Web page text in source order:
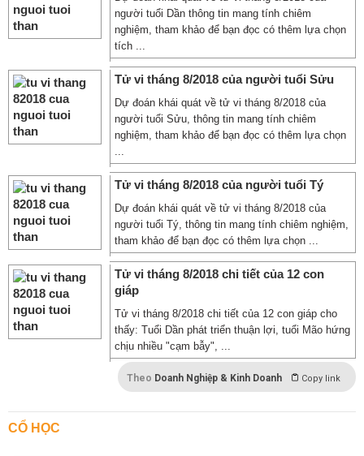
người tuổi Dần thông tin mang tính chiêm
nghiệm, tham khảo để bạn đọc có thêm lựa chọn
tích ...
Tử vi tháng 8/2018 của người tuổi Sửu
Dự đoán khái quát về tử vi tháng 8/2018 của
người tuổi Sửu, thông tin mang tính chiêm
nghiệm, tham khảo để bạn đọc có thêm lựa chọn
...
Tử vi tháng 8/2018 của người tuổi Tý
Dự đoán khái quát về tử vi tháng 8/2018 của
người tuổi Tý, thông tin mang tính chiêm nghiệm,
tham khảo để bạn đọc có thêm lựa chọn ...
Tử vi tháng 8/2018 chi tiết của 12 con
giáp
Tử vi tháng 8/2018 chi tiết của 12 con giáp cho
thấy: Tuổi Dần phát triển thuận lợi, tuổi Mão hứng
chịu nhiều "cạm bẫy", ...
Theo Doanh Nghiệp & Kinh Doanh Copy link
CỔ HỌC